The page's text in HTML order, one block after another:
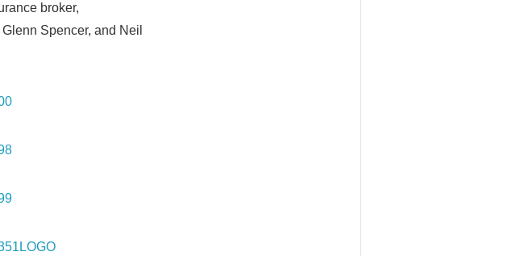
broker,
Spencer, and Neil